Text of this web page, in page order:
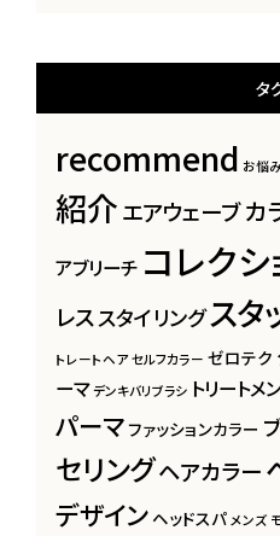
タ
recommend お悩
紹介エアウェーブカ
アブリーチ コレクシ
レススタイリングスタ
トレートヘア セルフカラー ゼロテク
ーマ デンキバリブラシ トリートメ
パーマファッションカラー
セリングヘアカラー
デザイン ヘッドスパ メンズ